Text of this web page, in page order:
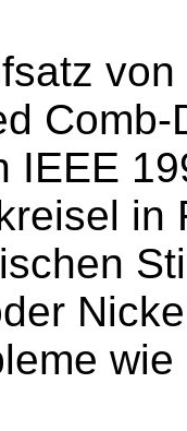
IEEE
in